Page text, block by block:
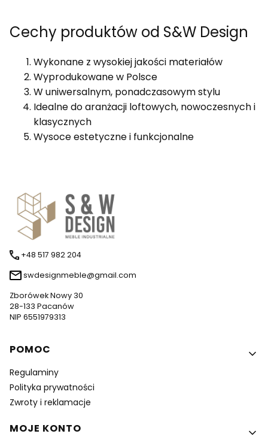
Cechy produktów od S&W Design
Wykonane z wysokiej jakości materiałów
Wyprodukowane w Polsce
W uniwersalnym, ponadczasowym stylu
Idealne do aranżacji loftowych, nowoczesnych i
klasycznych
Wysoce estetyczne i funkcjonalne
+48 517 982 204
swdesignmeble@gmail.com
Zborówek Nowy 30
28-133 Pacanów
NIP 6551979313
Linki w stopce
POMOC
Regulaminy
Polityka prywatności
Zwroty i reklamacje
MOJE KONTO